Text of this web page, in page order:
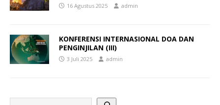
16 Agustus 2025 admin
KONFERENSI INTERNASIONAL DOA DAN
PENGINJILAN (III)
3 Juli 2025 admin